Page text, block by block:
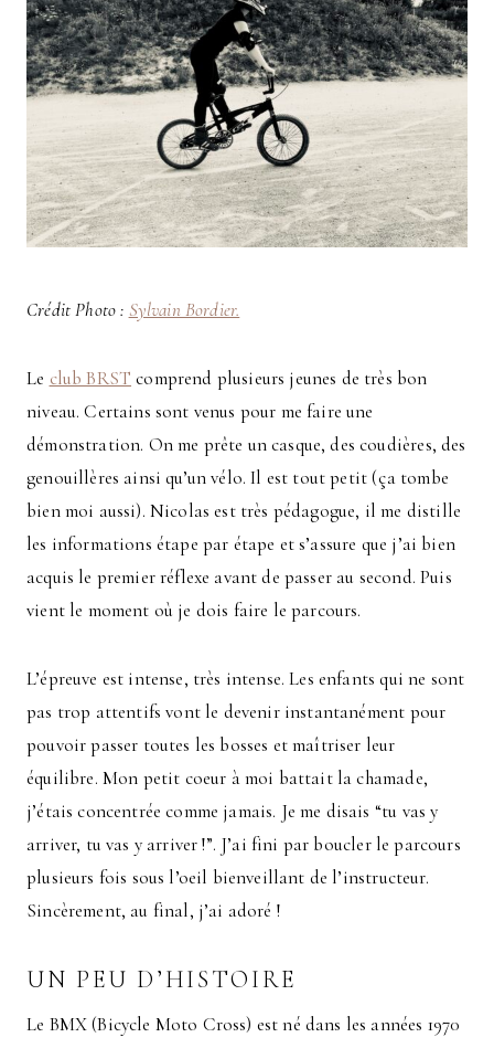
Crédit Photo : Sylvain Bordier.
Le club BRST comprend plusieurs jeunes de très bon
niveau. Certains sont venus pour me faire une
démonstration. On me prête un casque, des coudières, des
genouillères ainsi qu’un vélo. Il est tout petit (ça tombe
bien moi aussi). Nicolas est très pédagogue, il me distille
les informations étape par étape et s’assure que j’ai bien
acquis le premier réflexe avant de passer au second. Puis
vient le moment où je dois faire le parcours.
L’épreuve est intense, très intense. Les enfants qui ne sont
pas trop attentifs vont le devenir instantanément pour
pouvoir passer toutes les bosses et maîtriser leur
équilibre. Mon petit coeur à moi battait la chamade,
j’étais concentrée comme jamais. Je me disais “tu vas y
arriver, tu vas y arriver !”. J’ai fini par boucler le parcours
plusieurs fois sous l’oeil bienveillant de l’instructeur.
Sincèrement, au final, j’ai adoré !
UN PEU D’HISTOIRE
Le BMX (Bicycle Moto Cross) est né dans les années 1970